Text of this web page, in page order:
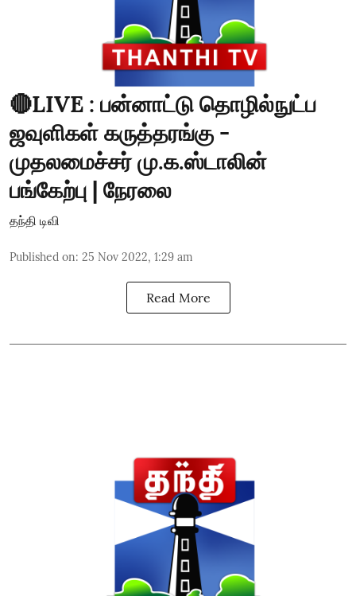
🔴LIVE : பன்னாட்டு தொழில்நுட்ப
ஜவுளிகள் கருத்தரங்கு -
முதலமைச்சர் மு.க.ஸ்டாலின்
பங்கேற்பு | நேரலை
தந்தி டிவி
Published on: 25 Nov 2022, 1:29 am
Read More